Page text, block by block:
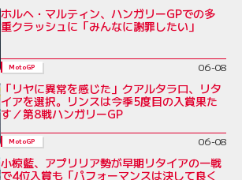
ホルヘ・マルティン、ハンガリーGPでの多
重クラッシュに「みんなに謝罪したい」
MotoGP 06-08
「リヤに異常を感じた」クアルタラロ、リタ
イアを選択。リンスは今季5度目の入賞果た
す／第8戦ハンガリーGP
MotoGP 06-08
小椋藍、アプリリア勢が早期リタイアの一戦
で4位入賞も「パフォーマンスは決して良く